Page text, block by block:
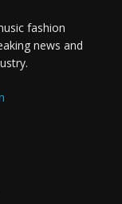
fashion
news and